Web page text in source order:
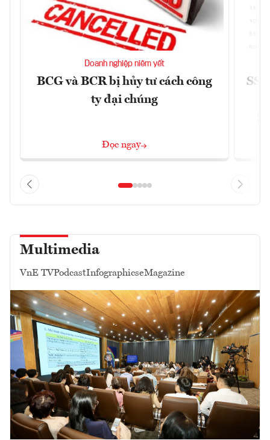
Doanh nghiệp niêm yết
BCG và BCR bị hủy tư cách công
ty đại chúng
Đọc ngay
SSI
Multimedia
VnE TVPodcastInfographicseMagazine